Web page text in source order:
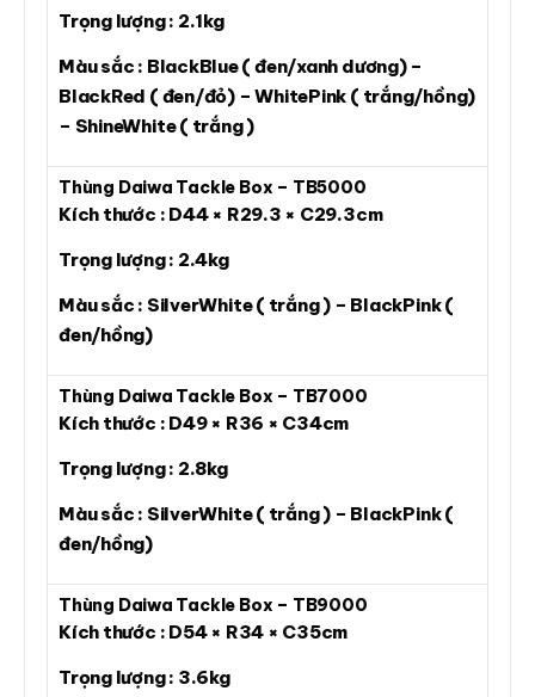
Trọng lượng : 2.1kg
Màu sắc : BlackBlue ( đen/xanh dương) –
BlackRed ( đen/đỏ) – WhitePink ( trắng/hồng)
– ShineWhite ( trắng )
Thùng Daiwa Tackle Box – TB5000
Kích thước : D44 × R29.3 × C29.3cm
Trọng lượng : 2.4kg
Màu sắc : SilverWhite ( trắng ) – BlackPink (
đen/hồng)
Thùng Daiwa Tackle Box – TB7000
Kích thước : D49 × R36 × C34cm
Trọng lượng : 2.8kg
Màu sắc : SilverWhite ( trắng ) – BlackPink (
đen/hồng)
Thùng Daiwa Tackle Box – TB9000
Kích thước : D54 × R34 × C35cm
Trọng lượng : 3.6kg